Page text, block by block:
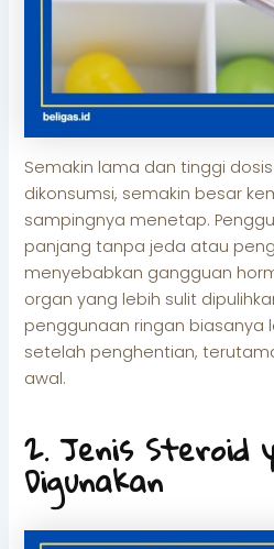
Semakin lama dan tinggi
dikonsumsi, semakin besar
sampingnya menetap.
panjang tanpa jeda atau
menyebabkan gangguan
organ yang lebih sulit
penggunaan ringan biasanya
setelah penghentian,
awal.
2. Jenis Steroid
Digunakan